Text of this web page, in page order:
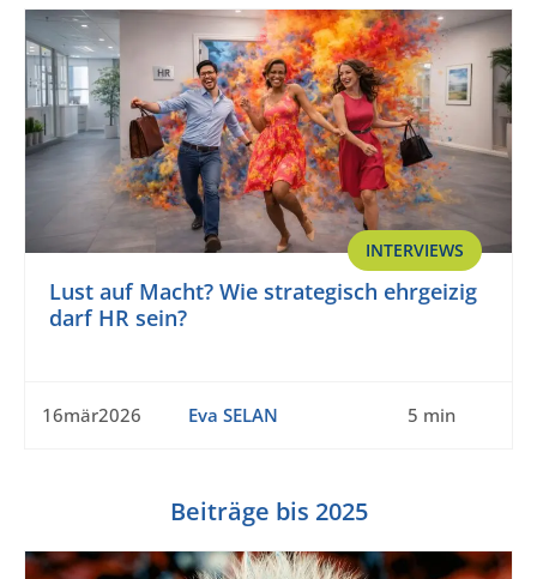
INTERVIEWS
Lust auf Macht? Wie strategisch ehrgeizig
darf HR sein?
16mär2026 Eva SELAN 5 min
Beiträge bis 2025